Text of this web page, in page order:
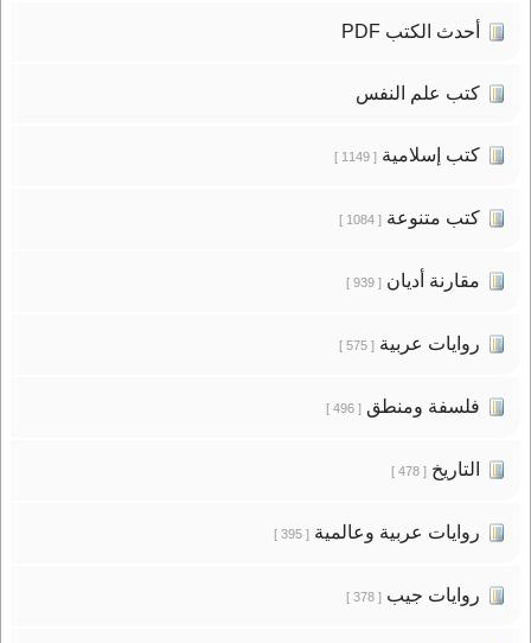
أحدث الكتب PDF
كتب علم النفس
كتب إسلامية[ 1149 ]
كتب متنوعة[ 1084 ]
مقارنة أديان[ 939 ]
روايات عربية[ 575 ]
فلسفة ومنطق[ 496 ]
التاريخ[ 478 ]
روايات عربية وعالمية[ 395 ]
روايات جيب[ 378 ]